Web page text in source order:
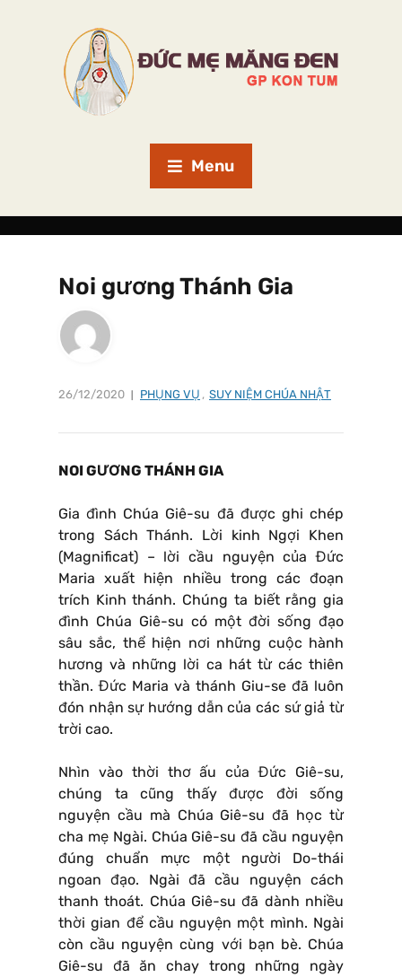
Menu
Noi gương Thánh Gia
26/12/2020 PHỤNG VỤ , SUY NIỆM CHÚA NHẬT
NOI GƯƠNG THÁNH GIA
Gia đình Chúa Giê-su đã được ghi chép
trong Sách Thánh. Lời kinh Ngợi Khen
(Magnificat) – lời cầu nguyện của Đức
Maria xuất hiện nhiều trong các đoạn
trích Kinh thánh. Chúng ta biết rằng gia
đình Chúa Giê-su có một đời sống đạo
sâu sắc, thể hiện nơi những cuộc hành
hương và những lời ca hát từ các thiên
thần. Đức Maria và thánh Giu-se đã luôn
đón nhận sự hướng dẫn của các sứ giả từ
trời cao.
Nhìn vào thời thơ ấu của Đức Giê-su,
chúng ta cũng thấy được đời sống
nguyện cầu mà Chúa Giê-su đã học từ
cha mẹ Ngài. Chúa Giê-su đã cầu nguyện
đúng chuẩn mực một người Do-thái
ngoan đạo. Ngài đã cầu nguyện cách
thanh thoát. Chúa Giê-su đã dành nhiều
thời gian để cầu nguyện một mình. Ngài
còn cầu nguyện cùng với bạn bè. Chúa
Giê-su đã ăn chay trong những ngày